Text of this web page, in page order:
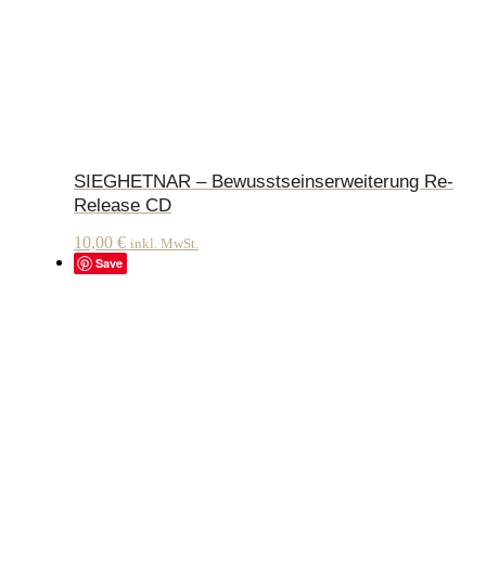
SIEGHETNAR – Bewusstseinserweiterung Re-
Release CD
10,00 € inkl. MwSt.
Save